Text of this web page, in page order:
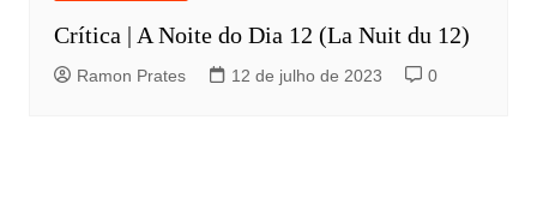
Crítica | A Noite do Dia 12 (La Nuit du 12)
Ramon Prates 12 de julho de 2023 0